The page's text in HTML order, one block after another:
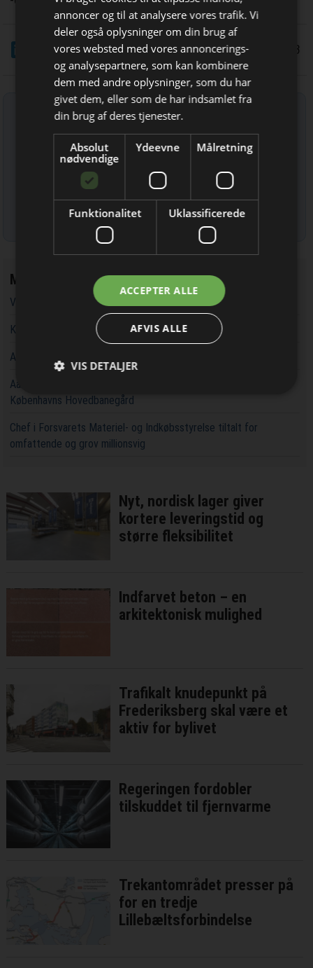
Bliv opdateret hver dag
Få de vigtigste nyheder om
byggebranchen
direkte i din indbakke
Jeg modtager allerede
nyhedsbrevet
LinkedIn
Del 16/11 2023
Tilmeld nyhedsbrev
Indtast din e-mail-adresse herunder.
Læs mere om udsendelsestidspunkter og afmelding her
Mest læste
Vandværker i Randers kører på lånt tid
Kaospilot skal skabe kreative arkitektledere i Aarhus
Aarsleff vinder energiprojekter til 3,7 milliarder kroner
Aarsleff får ansvaret for at udvide kapaciteten rundt om
Københavns Hovedbanegård
Chef i Forsvarets Materiel- og Indkøbsstyrelse tiltalt for
omfattende og grov millionsvig
Nyt, nordisk lager giver
kortere leveringstid og
større fleksibilitet
Indfarvet beton – en
arkitektonisk mulighed
Trafikalt knudepunkt på
Frederiksberg skal være et
aktiv for bylivet
Regeringen fordobler
tilskuddet til fjernvarme
Trekantområdet presser på
for en tredje
Lillebæltsforbindelse
annoncer og til at analysere vores trafik. Vi
deler også oplysninger om din brug af
vores websted med vores annoncerings-
og analysepartnere, som kan kombinere
dem med andre oplysninger, som du har
givet dem, eller som de har indsamlet fra
din brug af deres tjenester.
Absolut
nødvendige
Ydeevne Målretning
Funktionalitet Uklassificerede
ACCEPTER ALLE
AFVIS ALLE
VIS DETALJER